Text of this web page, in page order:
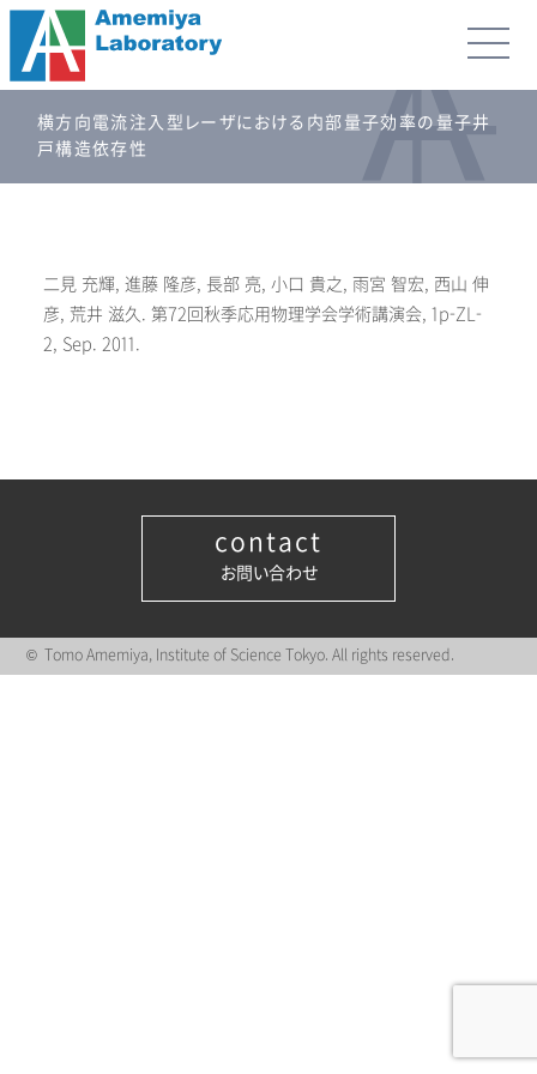
横方向電流注入型レーザにおける内部量子効率の量子井
戸構造依存性
二見 充輝, 進藤 隆彦, 長部 亮, 小口 貴之, 雨宮 智宏, 西山 伸
彦, 荒井 滋久. 第72回秋季応用物理学会学術講演会, 1p-ZL-
2, Sep. 2011.
contact
お問い合わせ
© Tomo Amemiya, Institute of Science Tokyo. All rights reserved.